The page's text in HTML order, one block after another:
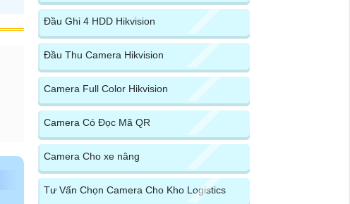
Đầu Ghi 4 HDD Hikvision
Đầu Thu Camera Hikvision
Camera Full Color Hikvision
Camera Có Đọc Mã QR
Camera Cho xe nâng
Tư Vấn Chọn Camera Cho Kho Logistics